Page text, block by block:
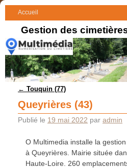
Accueil
Gestion des
Navigation des articles
← Touquin (77)
Queyrières (43)
Publié le 19 mai 2022 par admin
O Multimedia installe la
à Queyrières. Mairie située
Haute-Loire. 260